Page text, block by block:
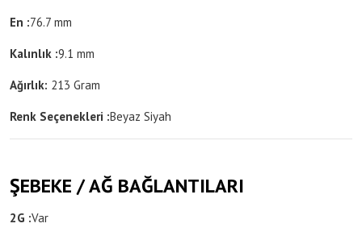
En :76.7 mm
Kalınlık :9.1 mm
Ağırlık: 213 Gram
Renk Seçenekleri :Beyaz Siyah
ŞEBEKE / AĞ BAĞLANTILARI
2G :Var